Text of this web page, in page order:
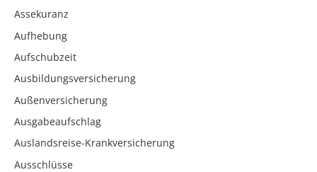
Assekuranz
Aufhebung
Aufschubzeit
Ausbildungsversicherung
Außenversicherung
Ausgabeaufschlag
Auslandsreise-Krankversicherung
Ausschlüsse